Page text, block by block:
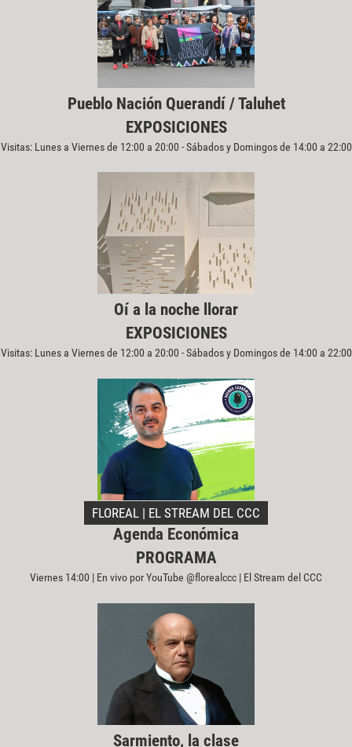
Pueblo Nación Querandí / Taluhet
EXPOSICIONES
Visitas: Lunes a Viernes de 12:00 a 20:00 - Sábados y Domingos de 14:00 a 22:00
Oí a la noche llorar
EXPOSICIONES
Visitas: Lunes a Viernes de 12:00 a 20:00 - Sábados y Domingos de 14:00 a 22:00
FLOREAL | EL STREAM DEL CCC
Agenda Económica
PROGRAMA
Viernes 14:00 | En vivo por YouTube @florealccc | El Stream del CCC
Sarmiento, la clase